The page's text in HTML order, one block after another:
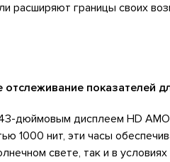
расширяют границы своих
показателей
дюймовым дисплеем HD
1000 нит, эти часы
свете, так и в